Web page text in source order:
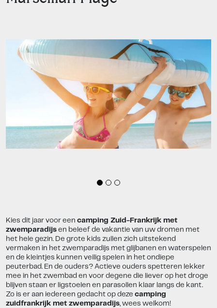
Kies dit jaar voor een camping Zuid-Frankrijk met
zwemparadijs en beleef de vakantie van uw dromen met
het hele gezin. De grote kids zullen zich uitstekend
vermaken in het zwemparadijs met glijbanen en waterspelen
en de kleintjes kunnen veilig spelen in het ondiepe
peuterbad. En de ouders? Actieve ouders spetteren lekker
mee in het zwembad en voor degene die liever op het droge
blijven staan er ligstoelen en parasollen klaar langs de kant.
Zo is er aan iedereen gedacht op deze camping
zuidfrankrijk met zwemparadijs, wees welkom!